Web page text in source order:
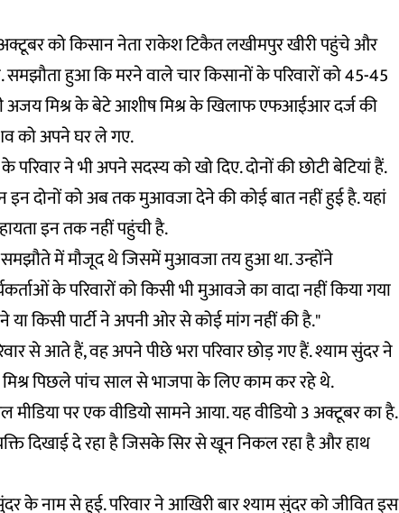
अक्टूबर को किसान नेता राकेश टिकैत लखीमपुर खीरी पहुंचे और
समझौता हुआ कि मरने वाले चार किसानों के परिवारों को 45-45
अजय मिश्र के बेटे आशीष मिश्र के खिलाफ एफआईआर दर्ज की
को अपने घर ले गए.
ने भी अपने सदस्य को खो दिए. दोनों की छोटी बेटियां हैं.
इन दोनों को अब तक मुआवजा देने की कोई बात नहीं हुई है. यहां
इन तक नहीं पहुंची है.
समझौते में मौजूद थे जिसमें मुआवजा तय हुआ था. उन्होंने
के परिवारों को किसी भी मुआवजे का वादा नहीं किया गया
किसी पार्टी ने अपनी ओर से कोई मांग नहीं की है."
से आते हैं, वह अपने पीछे भरा परिवार छोड़ गए हैं. श्याम सुंदर ने
पिछले पांच साल से भाजपा के लिए काम कर रहे थे.
पर एक वीडियो सामने आया. यह वीडियो 3 अक्टूबर का है.
दिखाई दे रहा है जिसके सिर से खून निकल रहा है और हाथ
के नाम से हुई. परिवार ने आखिरी बार श्याम सुंदर को जीवित इस